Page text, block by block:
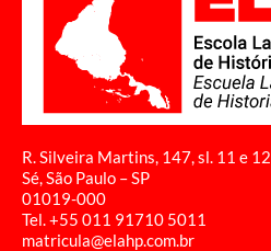
R. Silveira Martins, 147, sl. 11 e 12
Sé, São Paulo – SP
01019-000
Tel. +55 011 91710 5011
matricula@elahp.com.br